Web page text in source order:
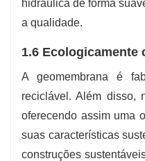
hidráulica de forma
a qualidade.
1.6 Ecologicamente
A geomembrana é
reciclável. Além disso,
oferecendo assim uma
suas características
construções